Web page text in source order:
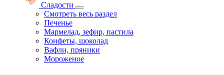
Сладости
Смотреть весь раздел
Печенье
Мармелад, зефир, пастила
Конфеты, шоколад
Вафли, пряники
Мороженое